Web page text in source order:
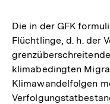
Die in der GFK
Flüchtlinge, d. h. der
klimabedingten
Klimawandelfolgen